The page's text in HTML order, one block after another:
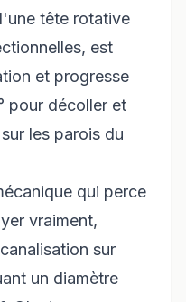
tête rotative
est
et progresse
pour décoller et
les parois du
qui perce
vraiment,
sur
un diamètre